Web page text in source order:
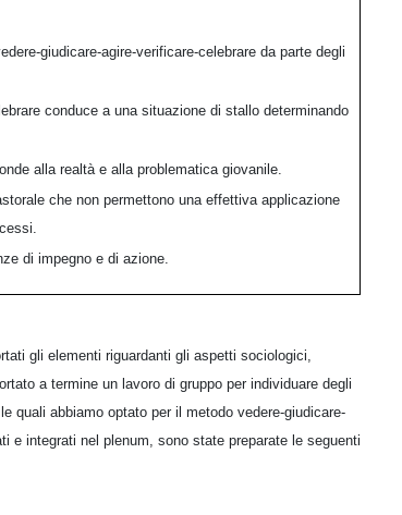
giudicare-agire-verificare-celebrare da parte degli
conduce a una situazione di stallo determinando
alla realtà e alla problematica giovanile.
che non permettono una effettiva applicazione
di impegno e di azione.
gli elementi riguardanti gli aspetti sociologici,
a termine un lavoro di gruppo per individuare degli
quali abbiamo optato per il metodo vedere-giudicare-
e integrati nel plenum, sono state preparate le seguenti